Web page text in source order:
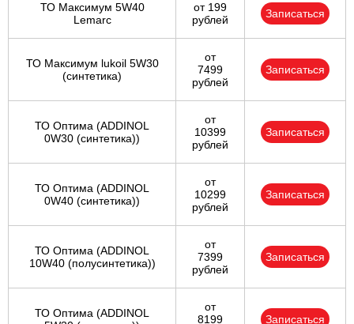
ТО Максимум 5W40
Lemarc
от 199
рублей
Записаться
ТО Максимум lukoil 5W30
(синтетика)
от
7499
рублей
Записаться
ТО Оптима (ADDINOL
0W30 (синтетика))
от
10399
рублей
Записаться
ТО Оптима (ADDINOL
0W40 (синтетика))
от
10299
рублей
Записаться
ТО Оптима (ADDINOL
10W40 (полусинтетика))
от
7399
рублей
Записаться
ТО Оптима (ADDINOL
от
8199
Записаться